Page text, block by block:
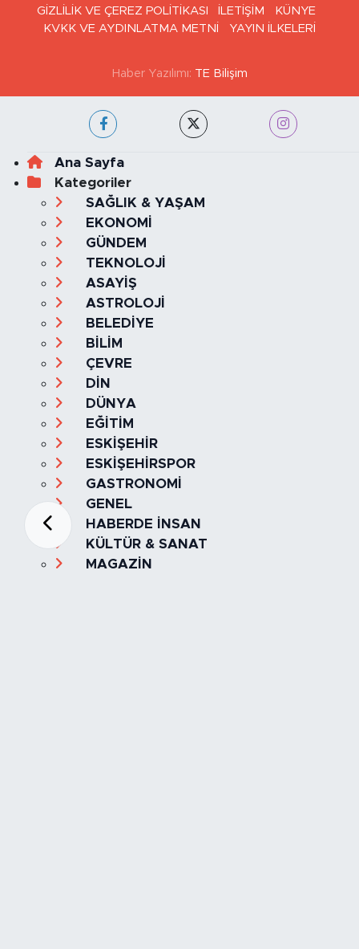
GİZLİLİK VE ÇEREZ POLİTİKASI İLETİŞİM
KÜNYE
KVKK VE AYDINLATMA METNİ
YAYIN İLKELERİ
Haber Yazılımı: TE Bilişim
Ana Sayfa
Kategoriler
SAĞLIK & YAŞAM
EKONOMİ
GÜNDEM
TEKNOLOJİ
ASAYİŞ
ASTROLOJİ
BELEDİYE
BİLİM
ÇEVRE
DİN
DÜNYA
EĞİTİM
ESKİŞEHİR
ESKİŞEHİRSPOR
GASTRONOMİ
GENEL
HABERDE İNSAN
KÜLTÜR & SANAT
MAGAZİN